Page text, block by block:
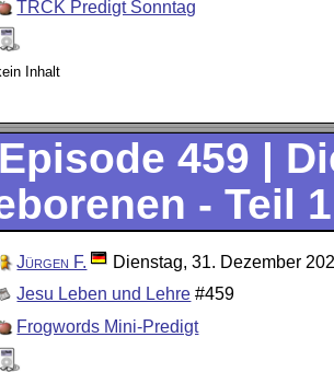
TRCK Predigt Sonntag
Inhalt
Episode 459 |
- Teil
Jürgen F.
Dienstag, 31. Dezember
Jesu Leben und Lehre #459
Frogwords Mini-Predigt